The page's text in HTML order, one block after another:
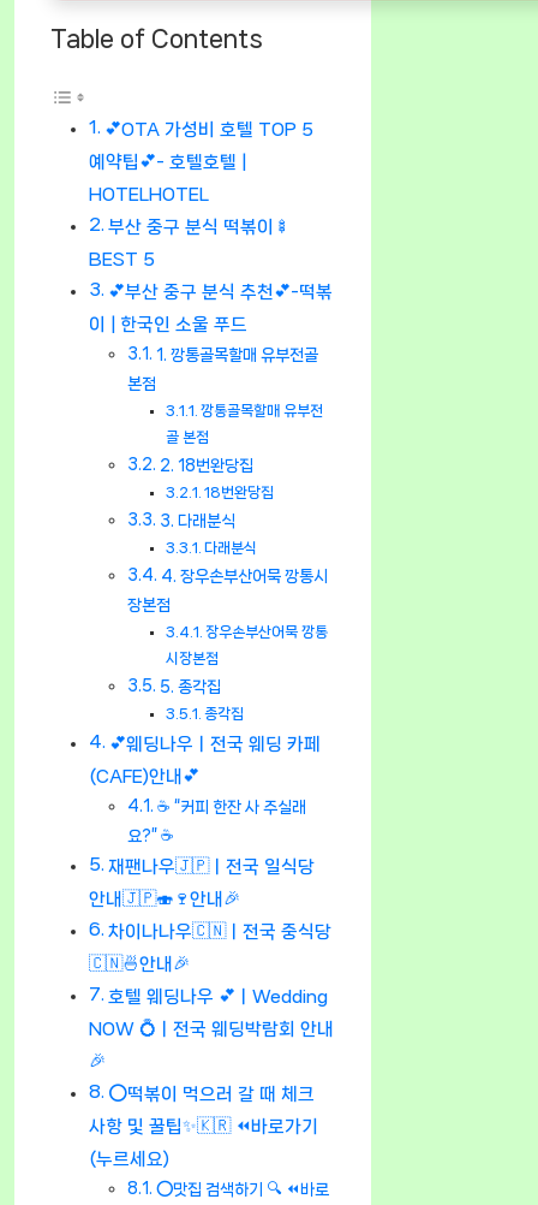
Table of Contents
💕OTA 가성비 호텔 TOP 5
예약팁💕- 호텔호텔 |
HOTELHOTEL
부산 중구 분식 떡볶이🍢
BEST 5
💕부산 중구 분식 추천💕-떡볶
이 | 한국인 소울 푸드
1. 깡통골목할매 유부전골
본점
깡통골목할매 유부전
골 본점
2. 18번완당집
18번완당집
3. 다래분식
다래분식
4. 장우손부산어묵 깡통시
장본점
장우손부산어묵 깡통
시장본점
5. 종각집
종각집
💕웨딩나우ㅣ전국 웨딩 카페
(CAFE)안내💕
☕ “커피 한잔 사 주실래
요?” ☕
재팬나우🇯🇵ㅣ전국 일식당
안내🇯🇵🍣🍷안내🎉
차이나나우🇨🇳ㅣ전국 중식당
🇨🇳🍜안내🎉
호텔 웨딩나우 💕ㅣWedding
NOW 💍ㅣ전국 웨딩박람회 안내
🎉
⭕떡볶이 먹으러 갈 때 체크
사항 및 꿀팁✨🇰🇷 ⏪바로가기
(누르세요)
⭕맛집 검색하기 🔍 ⏪바로